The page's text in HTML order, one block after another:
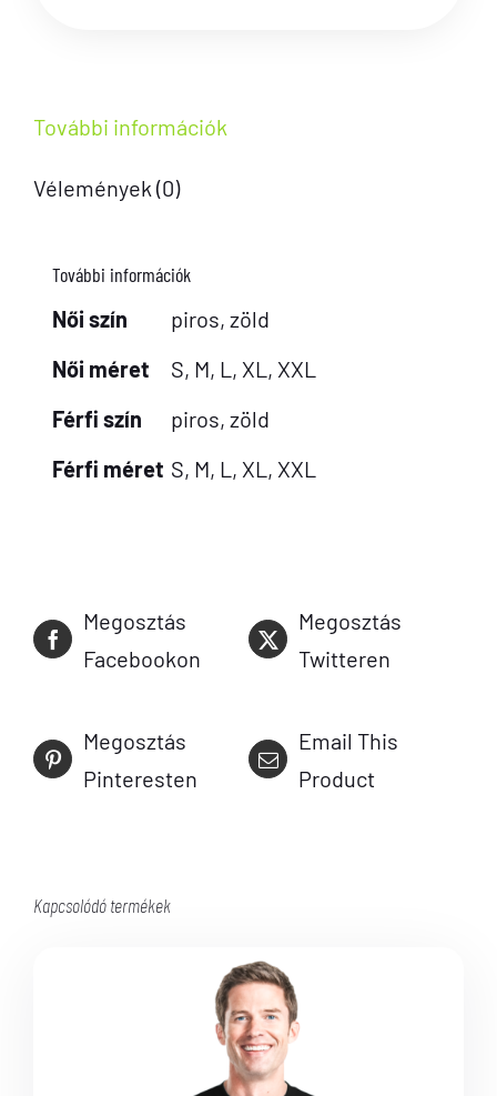
További információk
Vélemények (0)
További információk
Női szín
piros, zöld
Női méret
S, M, L, XL, XXL
Férfi szín
piros, zöld
Férfi méret S, M, L, XL, XXL
Megosztás
Facebookon
Megosztás
Twitteren
Megosztás
Pinteresten
Email This
Product
Kapcsolódó termékek